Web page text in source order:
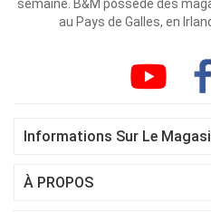
semaine. B&M possède des
au Pays de Galles, en
Informations Sur Le
À PROPOS